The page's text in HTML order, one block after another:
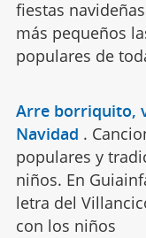
fiestas
más pequeños
populares de
Arre borriquito,
Navidad .
populares y
niños. En
letra del
con los niños